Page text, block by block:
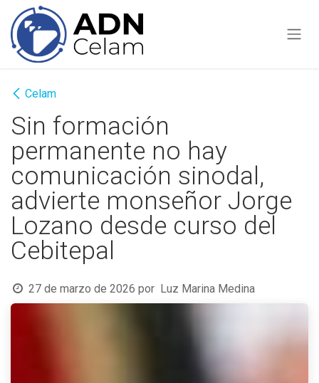
Ir al contenido
Celam
Sin formación
permanente no hay
comunicación sinodal,
advierte monseñor Jorge
Lozano desde curso del
Cebitepal
27 de marzo de 2026 por Luz Marina Medina